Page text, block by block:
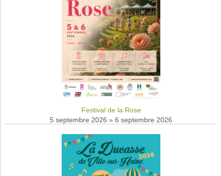
Festival de la Rose
5 septembre 2026 » 6 septembre 2026